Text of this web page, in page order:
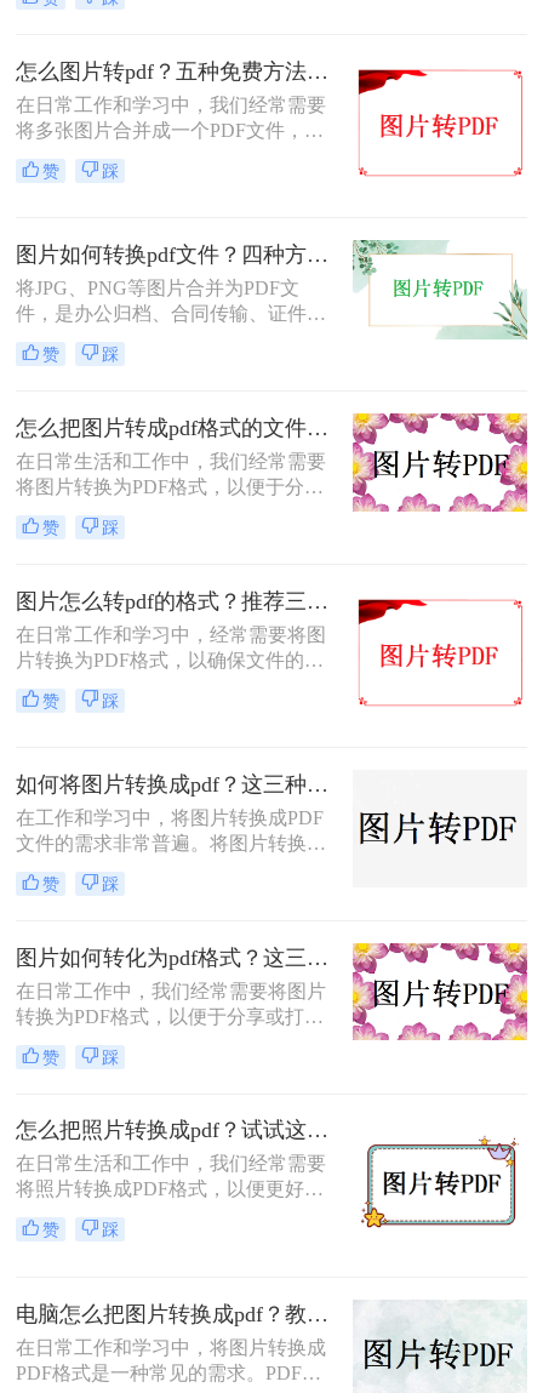
论是整理电子相册、提交证件照，还
都十分常见。为了帮你快速选出最适
合自己的转换方式，下表汇总了四种
主流免费方法的核心差异：
怎么图片转pdf？五种免费方法对比与实操指南（附详细表格）！
在日常工作和学习中，我们经常需要
将多张图片合并成一个PDF文件，以
便于分享、存档或打印。无论是制作
电子相册、整理工作截图、提交证件
出最适合自己的转换方式，下表汇总
了五种主流方法的核心差异：
赞 踩
图片如何转换pdf文件？四种方法实测对比，附各场景最优选！
将JPG、PNG等图片合并为PDF文
件，是办公归档、合同传输、证件提
交中经常遇到的需求。但不同方法在
转换质量、操作效率、数据安全方面
模糊、页面错位，甚至隐私泄露。本
文基于实际测试，对比四种主流图片
转PDF方案，按场景给出明确建议，
帮你少走弯路。
赞 踩
怎么把图片转成pdf格式的文件？尝试下面三种方法！
在日常生活和工作中，我们经常需要
将图片转换为PDF格式，以便于分
享、打印或归档。那么怎么把图片转
成pdf格式的文件呢？本文将介绍三种
方法都有其特点和适用场景，您可以
根据自己的需求选择最合适的方式。
赞 踩
图片怎么转pdf的格式？推荐三种实用的方法！
在日常工作和学习中，经常需要将图
片转换为PDF格式，以确保文件的格
式和排版保持不变，同时方便分享和
传递。那么图片怎么转PDF的格式
赞 踩
如何将图片转换成pdf？这三种方法帮助你解决问题！
在工作和学习中，将图片转换成PDF
文件的需求非常普遍。将图片转换成
PDF不仅可以方便地整合多张图片，
还可以确保文件格式的一致性和兼容
文将介绍三种常见的图片转PDF方
法。
赞 踩
图片如何转化为pdf格式？这三个实用指南收好！
在日常工作中，我们经常需要将图片
转换为PDF格式，以便于分享或打
印。那么图片如何转化为pdf格式呢？
本文将介绍三种将图片转化为PDF格
和适用场景，您可以根据自己的需求
选择最合适的方式。
赞 踩
怎么把照片转换成pdf？试试这三个转换方法！
在日常生活和工作中，我们经常需要
将照片转换成PDF格式，以便更好地
进行分享、存储或打印。那么怎么把
照片转换成pdf呢？本文将介绍三种将
赞 踩
电脑怎么把图片转换成pdf？教你4种简单的方法！
在日常工作和学习中，将图片转换成
PDF格式是一种常见的需求。PDF格